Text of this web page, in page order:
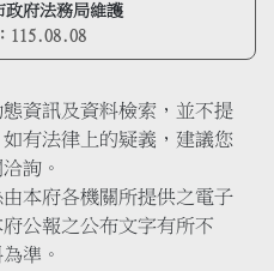
政府法務局維護
115.08.08
資訊及資料檢索，並不提
有法律上的疑義，建議您
詢。
本府各機關所提供之電子
公報之公布文字有所不
準。